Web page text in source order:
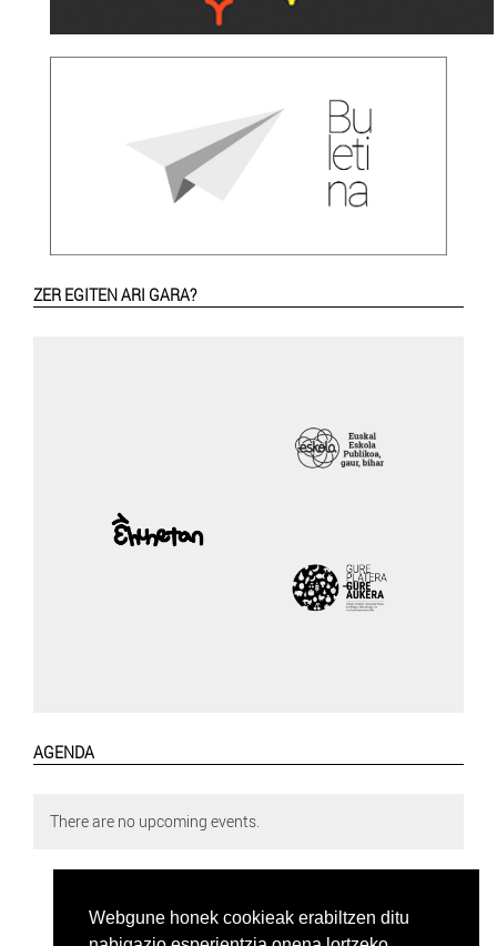
Webgune honek cookieak erabiltzen ditu
ZER EGITEN ARI GARA?
AGENDA
There are no upcoming events.